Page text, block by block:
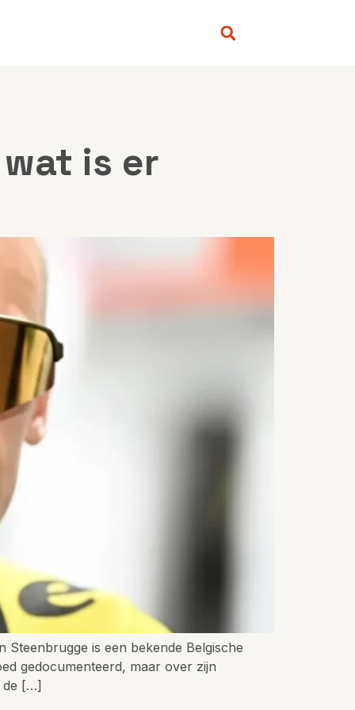
is er
is een bekende Belgische
gedocumenteerd, maar over zijn
de […]